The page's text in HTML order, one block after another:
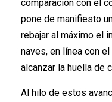
comparación con el
pone de manifiesto
rebajar al máximo el
naves, en línea con
alcanzar la huella de
Al hilo de estos